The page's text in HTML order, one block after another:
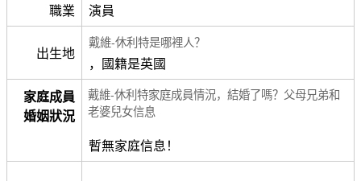
職業 演員
出生地
戴維-休利特是哪裡人？
，國籍是英國
家庭成員
婚姻狀況
戴維-休利特家庭成員情況，結婚了嗎？父母兄弟和
老婆兒女信息
暫無家庭信息！